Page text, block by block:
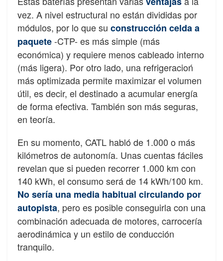
vez. A nivel estructural no están divididas por
módulos, por lo que su construcción celda a
paquete-CTP- es más simple (más
económica) y requiere menos cableado interno
(más ligera). Por otro lado, una refrigeracioń
más optimizada permite maximizar el volumen
útil, es decir, el destinado a acumular energía
de forma efectiva. También son más seguras,
en teoría.
En su momento, CATL habló de 1.000 o más
kilómetros de autonomía. Unas cuentas fáciles
revelan que si pueden recorrer 1.000 km con
140 kWh, el consumo será de 14 kWh/100 km.
No sería una media habitual circulando por
autopista, pero es posible conseguirla con una
combinación adecuada de motores, carrocería
aerodinámica y un estilo de conducción
tranquilo.